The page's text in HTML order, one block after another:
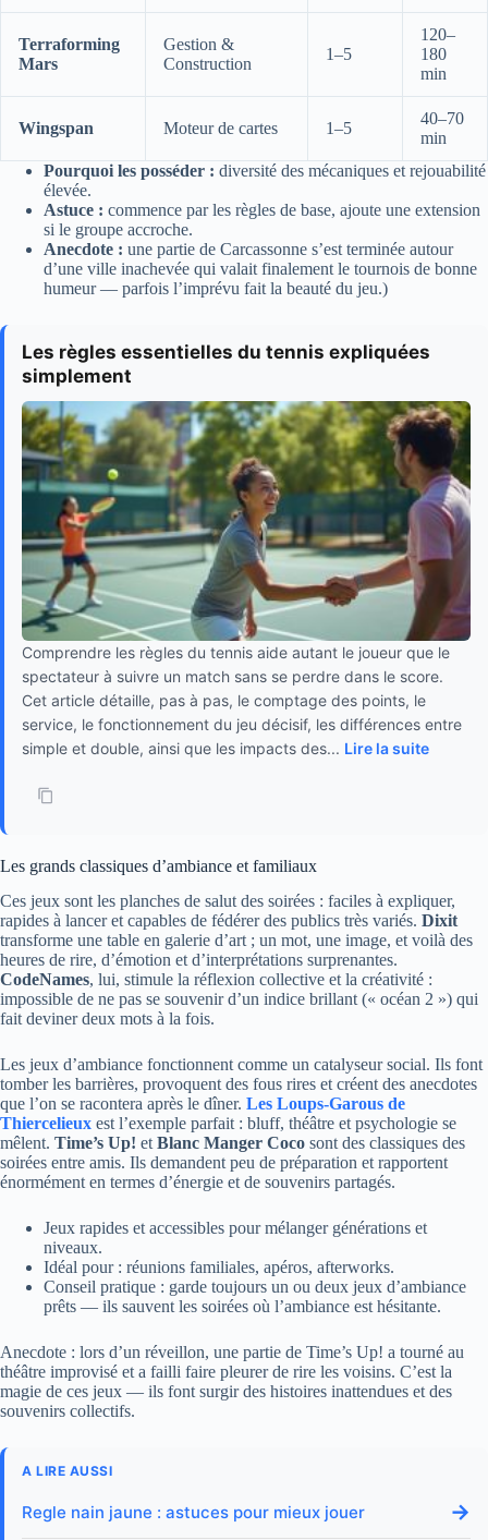
Terraforming
Mars
Gestion &
Construction
1–5
120–
180
min
Wingspan Moteur de cartes 1–5
40–70
min
Pourquoi les posséder : diversité des mécaniques et rejouabilité
élevée.
Astuce : commence par les règles de base, ajoute une extension
si le groupe accroche.
Anecdote : une partie de Carcassonne s’est terminée autour
d’une ville inachevée qui valait finalement le tournois de bonne
humeur — parfois l’imprévu fait la beauté du jeu.)
Les règles essentielles du tennis expliquées
simplement
Comprendre les règles du tennis aide autant le joueur que le
spectateur à suivre un match sans se perdre dans le score.
Cet article détaille, pas à pas, le comptage des points, le
service, le fonctionnement du jeu décisif, les différences entre
simple et double, ainsi que les impacts des... Lire la suite
Les grands classiques d’ambiance et familiaux
Ces jeux sont les planches de salut des soirées : faciles à expliquer,
rapides à lancer et capables de fédérer des publics très variés. Dixit
transforme une table en galerie d’art ; un mot, une image, et voilà des
heures de rire, d’émotion et d’interprétations surprenantes.
CodeNames, lui, stimule la réflexion collective et la créativité :
impossible de ne pas se souvenir d’un indice brillant (« océan 2 ») qui
fait deviner deux mots à la fois.
Les jeux d’ambiance fonctionnent comme un catalyseur social. Ils font
tomber les barrières, provoquent des fous rires et créent des anecdotes
que l’on se racontera après le dîner. Les Loups-Garous de
Thiercelieux est l’exemple parfait : bluff, théâtre et psychologie se
mêlent. Time’s Up! et Blanc Manger Coco sont des classiques des
soirées entre amis. Ils demandent peu de préparation et rapportent
énormément en termes d’énergie et de souvenirs partagés.
Jeux rapides et accessibles pour mélanger générations et
niveaux.
Idéal pour : réunions familiales, apéros, afterworks.
Conseil pratique : garde toujours un ou deux jeux d’ambiance
prêts — ils sauvent les soirées où l’ambiance est hésitante.
Anecdote : lors d’un réveillon, une partie de Time’s Up! a tourné au
théâtre improvisé et a failli faire pleurer de rire les voisins. C’est la
magie de ces jeux — ils font surgir des histoires inattendues et des
souvenirs collectifs.
A LIRE AUSSI
Regle nain jaune : astuces pour mieux jouer →